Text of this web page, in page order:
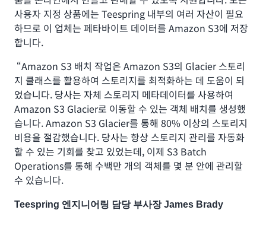
사용자 지정 상품에는 Teespring 내부의 여러 자산이 필요
하므로 이 업체는 페타바이트 데이터를 Amazon S3에 저장
합니다.
“Amazon S3 배치 작업은 Amazon S3의 Glacier 스토리
지 클래스를 활용하여 스토리지를 최적화하는 데 도움이 되
었습니다. 당사는 자체 스토리지 메타데이터를 사용하여
Amazon S3 Glacier로 이동할 수 있는 객체 배치를 생성했
습니다. Amazon S3 Glacier를 통해 80% 이상의 스토리지
비용을 절감했습니다. 당사는 항상 스토리지 관리를 자동화
할 수 있는 기회를 찾고 있었는데, 이제 S3 Batch
Operations를 통해 수백만 개의 객체를 몇 분 안에 관리할
수 있습니다.
Teespring 엔지니어링 담당 부사장 James Brady